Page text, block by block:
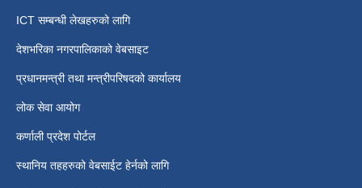
ICT सम्बन्धी लेखहरुको लागि
देशभरिका नगरपालिकाको वेबसाइट
प्रधानमन्त्री तथा मन्त्रीपरिषदको कार्यालय
लोक सेवा आयोग
कर्णाली प्रदेश पोर्टल
स्थानिय तहहरुको वेबसाईट हेर्नको लागि